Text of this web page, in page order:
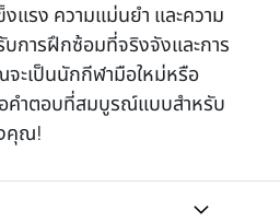
แรง ความแม่นยำ และความ
บการฝึกซ้อมที่จริงจังและการ
จะเป็นนักกีฬามือใหม่หรือ
คำตอบที่สมบูรณ์แบบสำหรับ
คุณ!